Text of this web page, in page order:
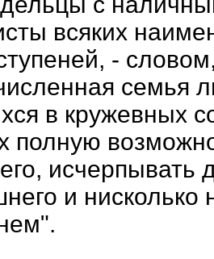
всяких
-
семья
в кружевных
полную
исчерпывать
и нисколько